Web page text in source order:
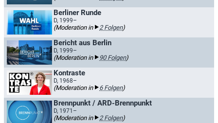
Berliner Runde
D, 1999–
(Moderation in 2 Folgen)
Bericht aus Berlin
D, 1999–
(Moderation in 90 Folgen)
Kontraste
D, 1968–
(Moderation in 6 Folgen)
Brennpunkt / ARD-Brennpunkt
D, 1971–
(Moderation in 2 Folgen)